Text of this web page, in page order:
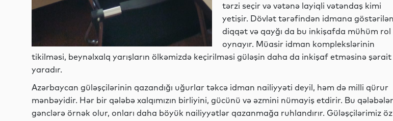
tərzi seçir və vətənə layiqli vətəndaş kimi
yetişir. Dövlət tərəfindən idmana göstərilən
diqqət və qayğı da bu inkişafda mühüm rol
oynayır. Müasir idman komplekslərinin
tikilməsi, beynəlxalq yarışların ölkəmizdə keçirilməsi güləşin daha da inkişaf etməsinə şərait
yaradır.
Azərbaycan güləşçilərinin qazandığı uğurlar təkcə idman nailiyyəti deyil, həm də milli qürur
mənbəyidir. Hər bir qələbə xalqımızın birliyini, gücünü və əzmini nümayiş etdirir. Bu qələbələr
gənclərə örnək olur, onları daha böyük nailiyyətlər qazanmağa ruhlandırır. Güləşçilərimiz öz